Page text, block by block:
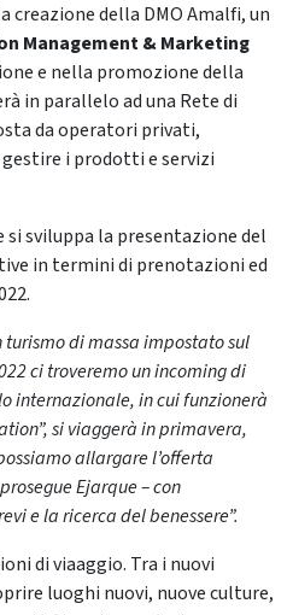
della DMO Amalfi, un
Management & Marketing
e nella promozione della
in parallelo ad una Rete di
da operatori privati,
i prodotti e servizi
si sviluppa la presentazione del
in termini di prenotazioni ed
di massa impostato sul
ci troveremo un incoming di
internazionale, in cui funzionerà
si viaggerà in primavera,
allargare l’offerta
Ejarque – con
e la ricerca del benessere”.
di viaaggio. Tra i nuovi
luoghi nuovi, nuove culture,